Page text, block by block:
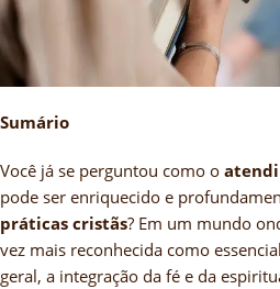
Sumário
Você já se perguntou como o
pode ser enriquecido e
práticas cristãs? Em um mundo
vez mais reconhecida como
geral, a integração da fé e da